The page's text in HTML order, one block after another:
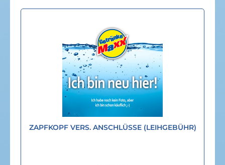
ZAPFKOPF VERS. ANSCHLÜSSE (LEIHGEBÜHR)